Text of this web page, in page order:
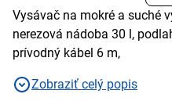
Vysávač na mokré a suché
nerezová nádoba 30 l,
prívodný kábel 6 m,
Zobraziť celý popis